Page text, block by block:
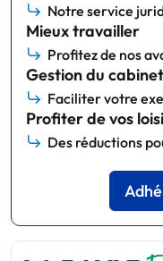
Notre service
Mieux travailler
Profitez de nos
Gestion du cabinet
Faciliter votre
Profiter de vos
Des réductions